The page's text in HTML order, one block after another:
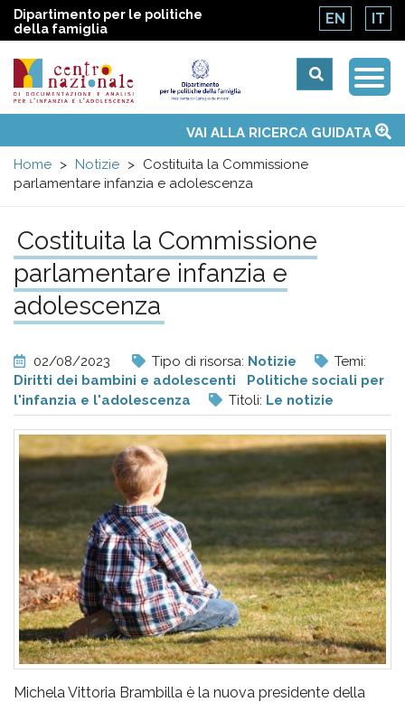
Dipartimento per le politiche
della famiglia
EN IT
Centro
nazionale
di
Documentazione
e
analisi
pr
l'infanzia
l'adolescenza
menu
Temi
Attività
Convenzione ONUVAI ALLA RICERCA GUIDATA
Home
Notizie
Costituita la Commissione
parlamentare infanzia e adolescenza
Costituita la Commissione
parlamentare infanzia e
adolescenza
02/08/2023 Tipo di risorsa: Notizie
Temi:
Diritti dei bambini e adolescenti
Politiche sociali per
l'infanzia e l'adolescenza
Titoli: Le notizie
Michela Vittoria Brambilla è la nuova presidente della